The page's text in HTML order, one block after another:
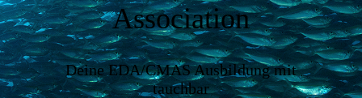
Association
Deine EDA/CMAS Ausbildung mit
tauchbar